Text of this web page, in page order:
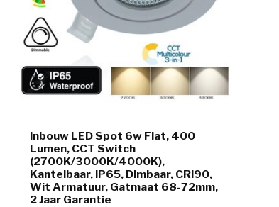
Inbouw LED Spot 6w Flat, 400
Lumen, CCT Switch
(2700K/3000K/4000K),
Kantelbaar, IP65, Dimbaar, CRI90,
Wit Armatuur, Gatmaat 68-72mm,
2 Jaar Garantie